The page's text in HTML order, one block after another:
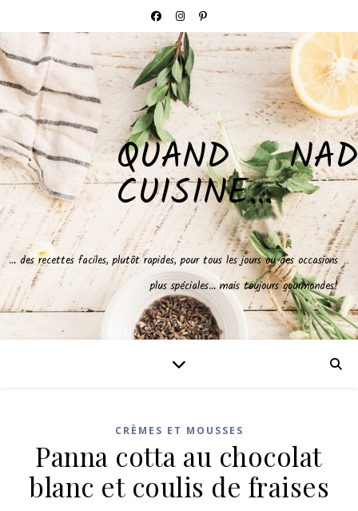
QUAND NAD
CUISINE…
… des recettes faciles, plutôt rapides, pour tous les jours ou des occasions
plus spéciales… mais toujours gourmandes!
CRÈMES ET MOUSSES
Panna cotta au chocolat
blanc et coulis de fraises